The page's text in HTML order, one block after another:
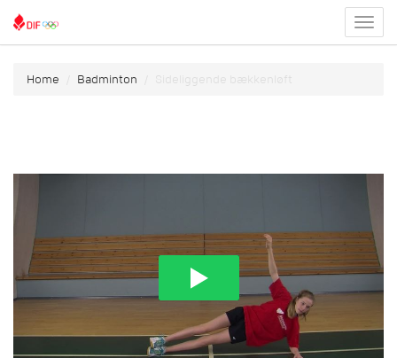
menu
Home Badminton Sideliggende bækkenløft